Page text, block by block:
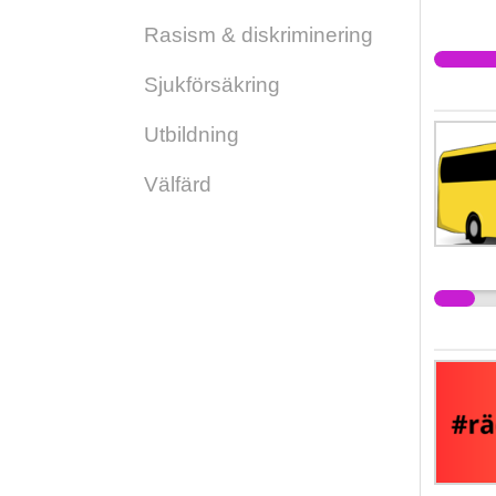
Rasism & diskriminering
Sjukförsäkring
Utbildning
Välfärd